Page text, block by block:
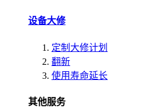
设备大修
定制大修计划
翻新
使用寿命延长
其他服务